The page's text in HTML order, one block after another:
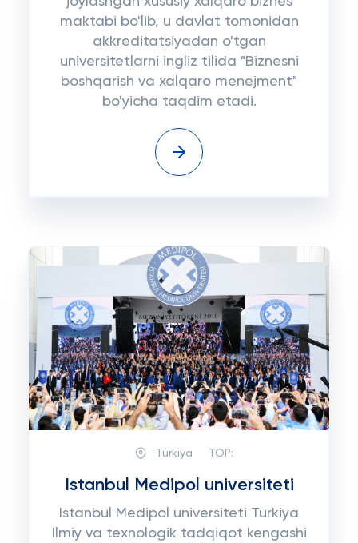
maktabi bo'lib, u davlat tomonidan
akkreditatsiyadan o'tgan
universitetlarni ingliz tilida "Biznesni
boshqarish va xalqaro menejment"
bo'yicha taqdim etadi.
Turkiya TOP:
Istanbul Medipol universiteti
Istanbul Medipol universiteti Turkiya
Ilmiy va texnologik tadqiqot kengashi